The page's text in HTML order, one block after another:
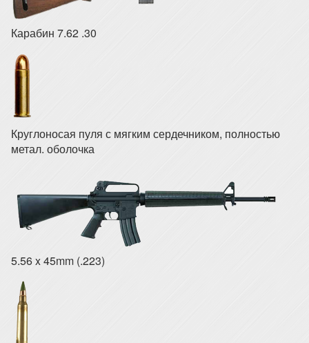
Карабин 7.62 .30
Круглоносая пуля с мягким сердечником, полностью
метал. оболочка
5.56 x 45mm (.223)